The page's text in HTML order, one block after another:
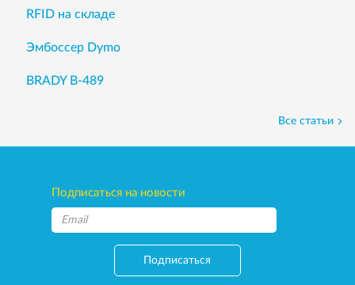
RFID на складе
Эмбоссер Dymo
BRADY B-489
Все статьи
Подписаться на новости
Подписаться